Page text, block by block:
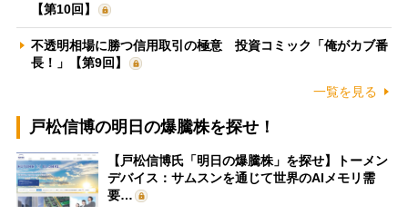
【第10回】
不透明相場に勝つ信用取引の極意 投資コミック「俺がカブ番
長！」【第9回】
一覧を見る
戸松信博の明日の爆騰株を探せ！
【戸松信博氏「明日の爆騰株」を探せ】トーメン
デバイス：サムスンを通じて世界のAIメモリ需
要…